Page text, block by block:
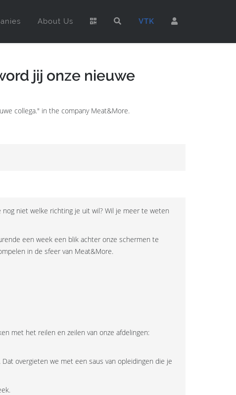
About Us VTK
jij onze nieuwe
collega." in the company Meat&More.
niet welke richting je uit wil? Wil je meer te weten
een week een blik achter onze schermen te
in de sfeer van Meat&More.
met het reilen en zeilen van onze afdelingen:
overgieten we met een saus van opleidingen die je